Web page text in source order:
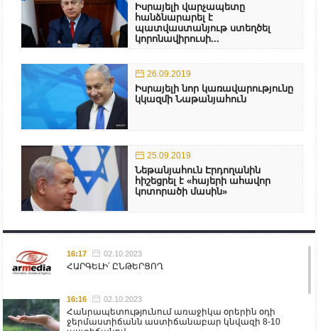
Իսրայելի վարչապետը
հանձնարարել է
պատվաստանյութ ստեղծել
կորոնավիրուսի...
26.09.2019
Իսրայելի նոր կառավարությունը
կկազմի Նաթանյահուն
25.09.2019
Նեթանյահուն Էրդողանին
հիշեցրել է «հայերի ահավոր
կոտորածի մասին»
16:17 02.10.2023
ՀԱՐԳԵԼԻ՛ ԸՆԹԵՐՑՈՂ
16:16 02.10.2023
Հանրապետությունում առաջիկա օրերին օդի
ջերմաստիճանն աստիճանաբար կնվազի 8-10